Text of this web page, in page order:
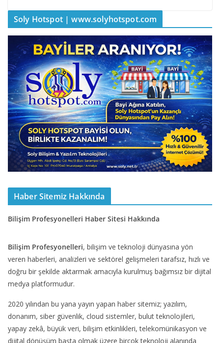
Soly Hotspot | www.solyhotspot.com
Haber Sitemiz Hakkında
Bilişim Profesyonelleri Haber Sitesi Hakkında
Bilişim Profesyonelleri, bilişim ve teknoloji dünyasına yön
veren haberleri, analizleri ve sektörel gelişmeleri tarafsız, hızlı ve
doğru bir şekilde aktarmak amacıyla kurulmuş bağımsız bir dijital
medya platformudur.
2020 yılından bu yana yayın yapan haber sitemiz; yazılım,
donanım, siber güvenlik, cloud sistemler, bulut teknolojileri,
yapay zekâ, büyük veri, bilişim etkinlikleri, telekomünikasyon ve
dijital dönüşüm başta olmak üzere birçok teknoloji alanında